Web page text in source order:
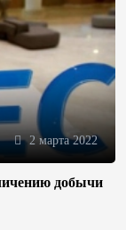
2 марта 2022
добычи